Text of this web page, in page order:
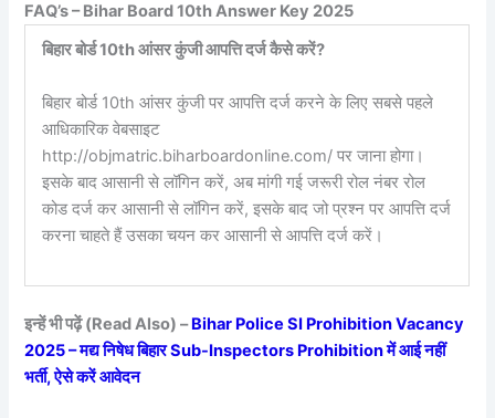
FAQ’s – Bihar Board 10th Answer Key 2025
बिहार बोर्ड 10th आंसर कुंजी आपत्ति दर्ज कैसे करें?
बिहार बोर्ड 10th आंसर कुंजी पर आपत्ति दर्ज करने के लिए सबसे पहले
आधिकारिक वेबसाइट
http://objmatric.biharboardonline.com/ पर जाना होगा।
इसके बाद आसानी से लॉगिन करें, अब मांगी गई जरूरी रोल नंबर रोल
कोड दर्ज कर आसानी से लॉगिन करें, इसके बाद जो प्रश्न पर आपत्ति दर्ज
करना चाहते हैं उसका चयन कर आसानी से आपत्ति दर्ज करें।
इन्हें भी पढ़ें (Read Also) –Bihar Police SI Prohibition Vacancy
2025 – मद्य निषेध बिहार Sub-Inspectors Prohibition में आई नहीं
भर्ती, ऐसे करें आवेदन